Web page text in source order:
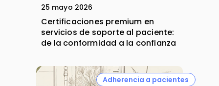
25 mayo 2026
Certificaciones premium en
servicios de soporte al paciente:
de la conformidad a la confianza
Adherencia a pacientes